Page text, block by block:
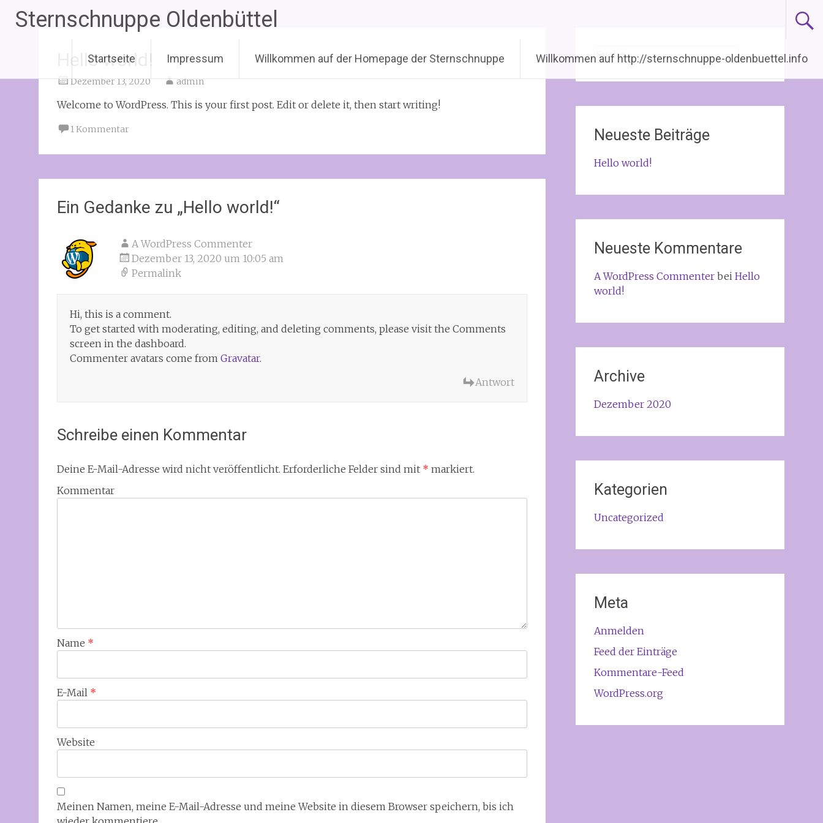
InhaltSternschnuppe Oldenbüttel
Startseite Impressum Willkommen auf der Homepage der Sternschnuppe Willkommen auf http://sternschnuppe-oldenbuettel.info
Hello world!
Dezember 13, 2020 admin
Welcome to WordPress. This is your first post. Edit or delete it, then start writing!
1 Kommentar
Ein Gedanke zu „Hello world!“
A WordPress Commenter
Dezember 13, 2020 um 10:05 am
Permalink
Hi, this is a comment.
To get started with moderating, editing, and deleting comments, please visit the Comments
screen in the dashboard.
Commenter avatars come from Gravatar.
Antwort
Schreibe einen Kommentar
Deine E-Mail-Adresse wird nicht veröffentlicht. Erforderliche Felder sind mit * markiert.
Kommentar
Name *
E-Mail *
Website
Meinen Namen, meine E-Mail-Adresse und meine Website in diesem Browser speichern, bis ich
Suche
Neueste Beiträge
Hello world!
Neueste Kommentare
A WordPress Commenterbei Hello
world!
Archive
Dezember 2020
Kategorien
Uncategorized
Meta
Anmelden
Feed der Einträge
Kommentare-Feed
WordPress.org